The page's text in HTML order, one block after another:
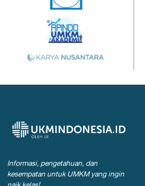
Informasi, pengetahuan, dan
kesempatan untuk UMKM yang ingin